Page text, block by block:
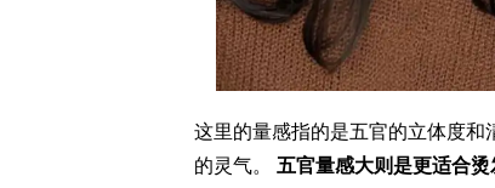
这里的量感指的是五官的立体度和
的灵气。 五官量感大则是更适合烫